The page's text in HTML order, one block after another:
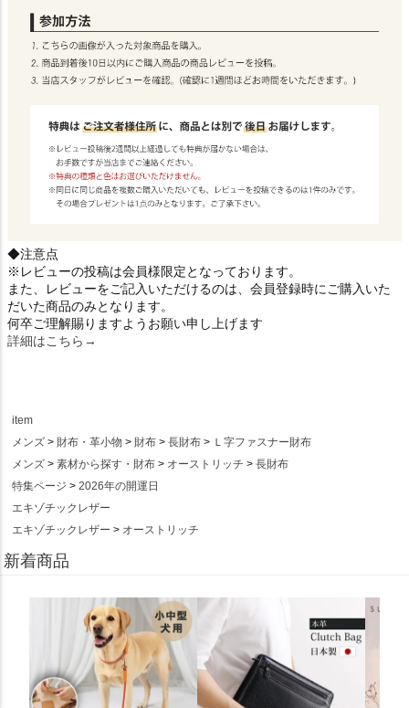
◆注意点
※レビューの投稿は会員様限定となっております。
また、レビューをご記入いただけるのは、会員登録時にご購入いた
だいた商品のみとなります。
何卒ご理解賜りますようお願い申し上げます
詳細はこちら→
item
メンズ
財布・革小物 財布 長財布
Ｌ字ファスナー財布
メンズ
素材から探す・財布 オーストリッチ
長財布
特集ページ
2026年の開運日
エキゾチックレザー
エキゾチックレザー
オーストリッチ
新着商品